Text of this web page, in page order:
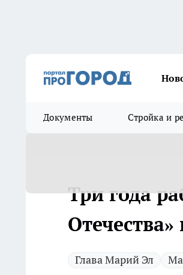
Документы Стройка и
Три года
Глава Марий Эл